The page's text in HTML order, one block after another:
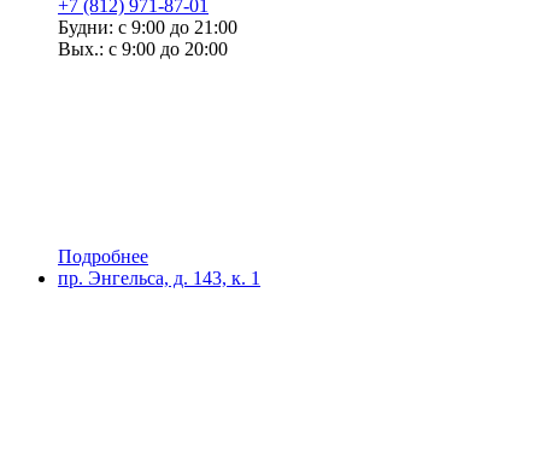
+7 (812) 971-87-01
Будни: с 9:00 до 21:00
Вых.: с 9:00 до 20:00
Подробнее
пр. Энгельса, д. 143, к. 1